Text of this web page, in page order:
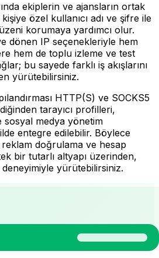
ekiplerin ve ajansların ortak
özel kullanıcı adı ve şifre ile
korumaya yardımcı olur.
dönen IP seçenekleriyle hem
hem de toplu izleme ve test
bu sayede farklı iş akışlarını
yürütebilirsiniz.
HTTP(S) ve SOCKS5
tarayıcı profilleri,
sosyal medya yönetim
entegre edilebilir. Böylece
doğrulama ve hesap
bir tutarlı altyapı üzerinden,
yürütebilirsiniz.